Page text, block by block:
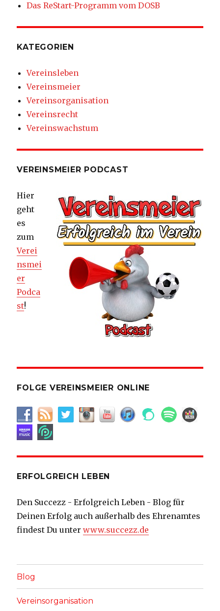
Das ReStart-Programm vom DOSB
KATEGORIEN
Vereinsleben
Vereinsmeier
Vereinsorganisation
Vereinsrecht
Vereinswachstum
VEREINSMEIER PODCAST
Hier
geht
es
zum
Verei
nsmei
er
Podca
st!
FOLGE VEREINSMEIER ONLINE
ERFOLGREICH LEBEN
Den Succezz - Erfolgreich Leben - Blog für
Deinen Erfolg auch außerhalb des Ehrenamtes
findest Du unterwww.succezz.de
Blog
Vereinsorganisation